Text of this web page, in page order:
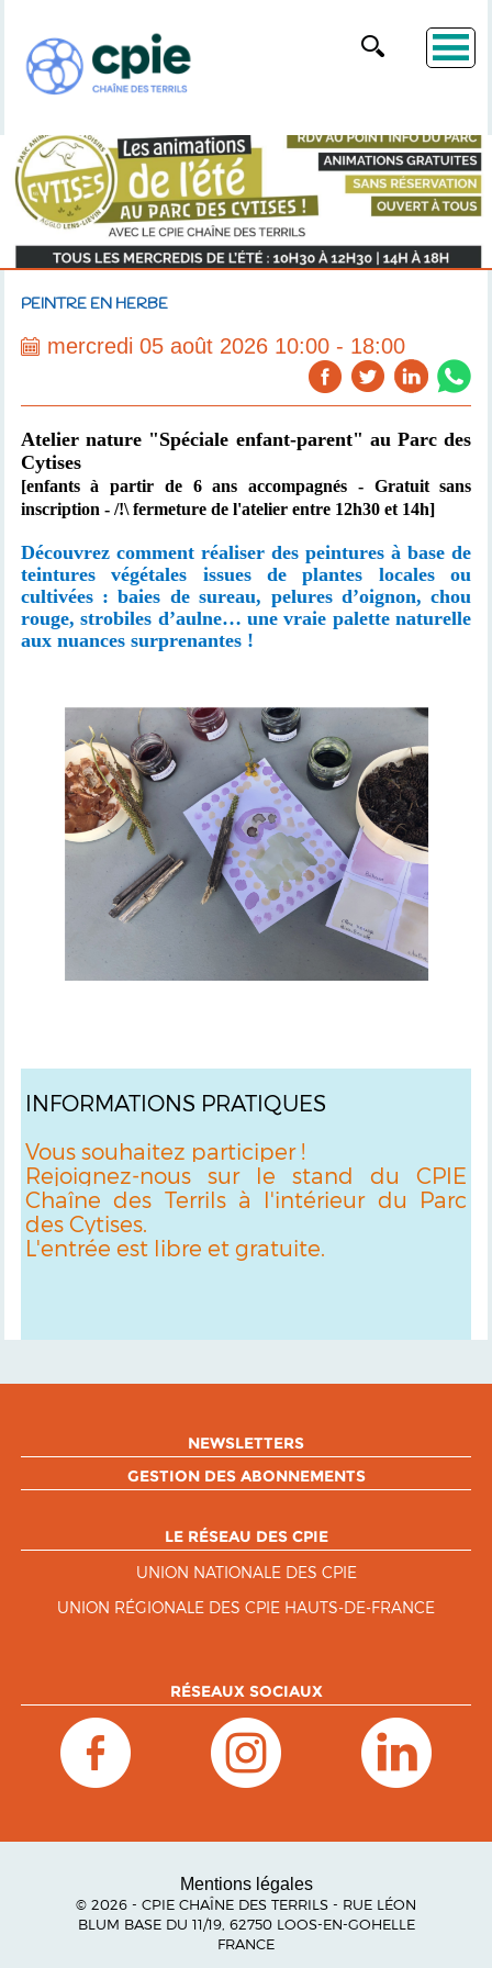
PEINTRE EN HERBE
mercredi 05 août 2026 10:00 - 18:00
Atelier nature "Spéciale enfant-parent" au Parc des
Cytises
[enfants à partir de 6 ans accompagnés - Gratuit sans
inscription - /!\ fermeture de l'atelier entre 12h30 et 14h]
Découvrez comment réaliser des peintures à base de
teintures végétales issues de plantes locales ou
cultivées : baies de sureau, pelures d’oignon, chou
rouge, strobiles d’aulne… une vraie palette naturelle
aux nuances surprenantes !
INFORMATIONS PRATIQUES
Vous souhaitez participer !
Rejoignez-nous sur le stand du CPIE
Chaîne des Terrils à l'intérieur du Parc
des Cytises.
L'entrée est libre et gratuite.
NEWSLETTERS
GESTION DES ABONNEMENTS
LE RÉSEAU DES CPIE
UNION NATIONALE DES CPIE
UNION RÉGIONALE DES CPIE HAUTS-DE-FRANCE
RÉSEAUX SOCIAUX
Mentions légales
© 2026 - CPIE CHAÎNE DES TERRILS - RUE LÉON
BLUM BASE DU 11/19, 62750 LOOS-EN-GOHELLE
FRANCE